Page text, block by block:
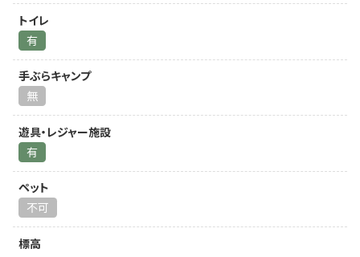
トイレ
有
手ぶらキャンプ
無
遊具・レジャー施設
有
ペット
不可
標高